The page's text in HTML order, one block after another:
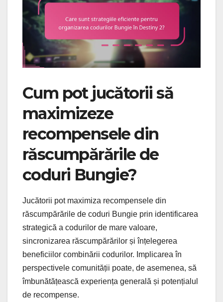
Cum pot jucătorii să
maximizeze
recompensele din
răscumpărările de
coduri Bungie?
Jucătorii pot maximiza recompensele din
răscumpărările de coduri Bungie prin identificarea
strategică a codurilor de mare valoare,
sincronizarea răscumpărărilor și înțelegerea
beneficiilor combinării codurilor. Implicarea în
perspectivele comunității poate, de asemenea, să
îmbunătățească experiența generală și potențialul
de recompense.